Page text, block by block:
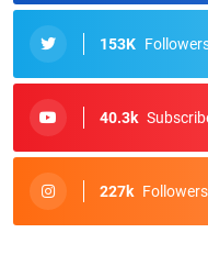
153K
40.3k
227k Followers